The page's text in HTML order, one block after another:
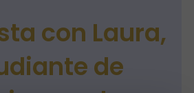
con Laura,
de